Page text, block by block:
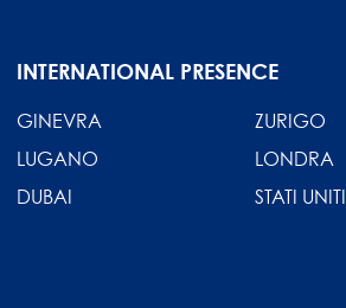
INTERNATIONAL PRESENCE
GINEVRA
ZURIGO
LUGANO
LONDRA
DUBAI
STATI UNITI